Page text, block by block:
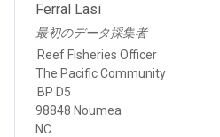
Ferral Lasi
最初のデータ採集者
Reef Fisheries Officer
The Pacific Community
BP D5
98848 Noumea
NC